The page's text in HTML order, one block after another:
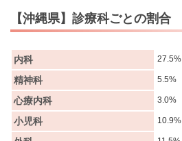
【沖縄県】診療科ごとの割合
内科 27.5%
精神科 5.5%
心療内科 3.0%
小児科 10.9%